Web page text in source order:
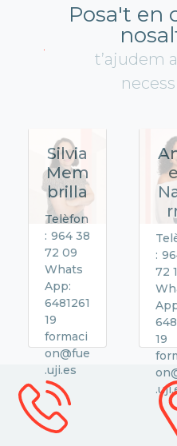
Posa't en
t’ajudem
Silvia
Mem
brilla
Telèfon
: 964 38
72 09
Whats
App:
6481261
19
formaci
on@fue
.uji.es
:
72
19